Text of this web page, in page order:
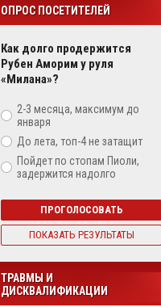
ОПРОС ПОСЕТИТЕЛЕЙ
Как долго продержится
Рубен Аморим у руля
«Милана»?
2-3 месяца, максимум до
января
До лета, топ-4 не затащит
Пойдет по стопам Пиоли,
задержится надолго
ПРОГОЛОСОВАТЬ
ПОКАЗАТЬ РЕЗУЛЬТАТЫ
ТРАВМЫ И
ДИСКВАЛИФИКАЦИИ